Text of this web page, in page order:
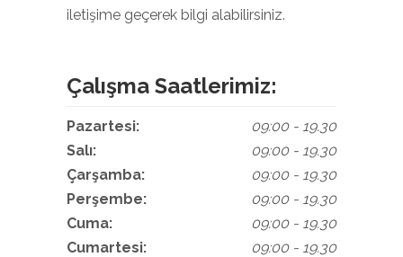
iletişime geçerek bilgi alabilirsiniz.
Çalışma Saatlerimiz:
Pazartesi:
Salı:
Çarşamba:
Perşembe:
Cuma:
Cumartesi:
09:00 - 19.30
09:00 - 19.30
09:00 - 19.30
09:00 - 19.30
09:00 - 19.30
09:00 - 19.30